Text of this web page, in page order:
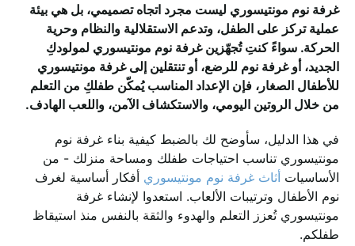
غرفة نوم مونتيسوري ليست مجرد اتجاه تصميمي، بل هي بيئة
عملية تركز على الطفل، وتدعم الاستقلالية والنظام وحرية
الحركة. سواءً كنتِ تُجهّزين غرفة نوم مونتيسوري لمولودكِ
الجديد، أو غرفة نوم للرضع، أو تنتقلين إلى غرفة مونتيسوري
للأطفال الصغار، فإن الإعداد المناسب يُمكّن طفلكِ من التعلم
من خلال الروتين اليومي، والاستكشاف الآمن، واللعب الهادف.
في هذا الدليل، سأوضح لك بالضبط كيفية بناء غرفة نوم
مونتيسوري تناسب احتياجات طفلك ومساحة منزلك - من
الأساسيات أثاث غرفة نوم مونتيسوري أفكار أساسية لغرف
نوم الأطفال وترتيبات الألعاب. استعدوا لإنشاء غرفة
مونتيسوري تُعزز التعلم والهدوء والثقة بالنفس منذ استيقاظ
طفلكم.